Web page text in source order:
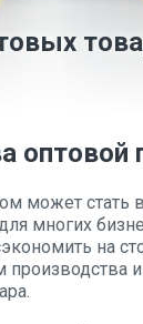
оптовой
может
многих
на
производства